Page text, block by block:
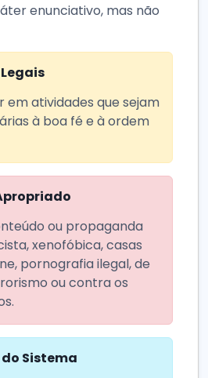
enunciativo, mas não
em atividades que sejam
à boa fé e à ordem
ou propaganda
xenofóbica, casas
pornografia ilegal, de
ou contra os
Sistema